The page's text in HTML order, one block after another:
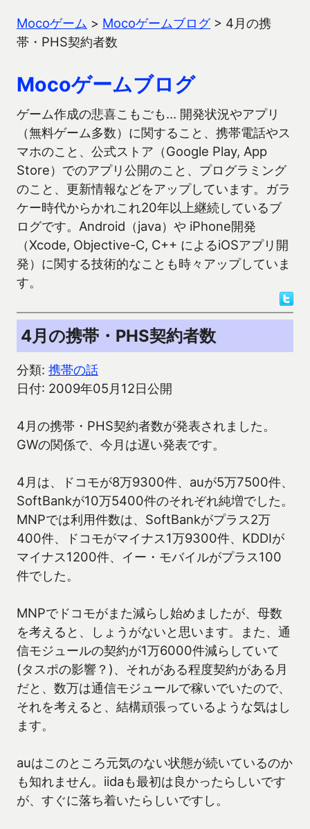
Mocoゲーム > Mocoゲームブログ> 4月の携
帯・PHS契約者数
Mocoゲームブログ
ゲーム作成の悲喜こもごも… 開発状況やアプリ
（無料ゲーム多数）に関すること、携帯電話やス
マホのこと、公式ストア（Google Play, App
Store）でのアプリ公開のこと、プログラミング
のこと、更新情報などをアップしています。ガラ
ケー時代からかれこれ20年以上継続しているブ
ログです。Android（java）や iPhone開発
（Xcode, Objective-C, C++ によるiOSアプリ開
発）に関する技術的なことも時々アップしていま
す。
4月の携帯・PHS契約者数
分類: 携帯の話
日付: 2009年05月12日公開
4月の携帯・PHS契約者数が発表されました。
GWの関係で、今月は遅い発表です。
4月は、ドコモが8万9300件、auが5万7500件、
SoftBankが10万5400件のそれぞれ純増でした。
MNPでは利用件数は、SoftBankがプラス2万
400件、ドコモがマイナス1万9300件、KDDIが
マイナス1200件、イー・モバイルがプラス100
件でした。
MNPでドコモがまた減らし始めましたが、母数
を考えると、しょうがないと思います。また、通
信モジュールの契約が1万6000件減らしていて
(タスポの影響？)、それがある程度契約がある月
だと、数万は通信モジュールで稼いでいたので、
それを考えると、結構頑張っているような気はし
ます。
auはこのところ元気のない状態が続いているのか
も知れません。iidaも最初は良かったらしいです
が、すぐに落ち着いたらしいですし。